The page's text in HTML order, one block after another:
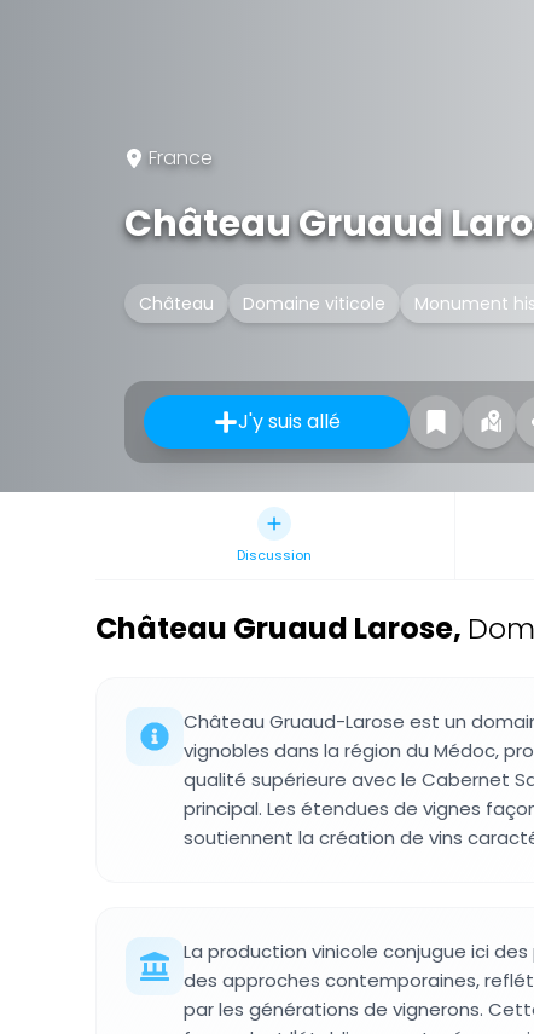
France
Château Gruaud
Château Domaine viticole Monument
J'y suis allé
Discussion
Château Gruaud Larose,
Château Gruaud-Larose est un
vignobles dans la région du Médoc,
qualité supérieure avec le Cabernet
principal. Les étendues de vignes
soutiennent la création de vins
La production vinicole conjugue ici
des approches contemporaines,
par les générations de vignerons.